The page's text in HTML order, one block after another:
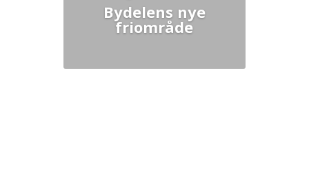
Bydelens nye
friområde